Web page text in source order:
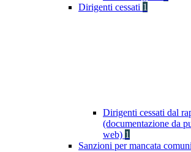
Dirigenti cessati 1
Dirigenti cessati dal
(documentazione da
web) 1
Sanzioni per mancata